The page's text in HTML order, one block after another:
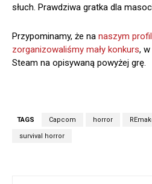
słuch. Prawdziwa gratka dla
Przypominamy, że na naszym
zorganizowaliśmy mały konkurs,
Steam na opisywaną powyżej grę.
TAGS Capcom horror
survival horror